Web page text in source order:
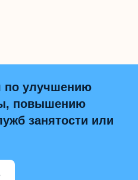
по улучшению
повышению
занятости или